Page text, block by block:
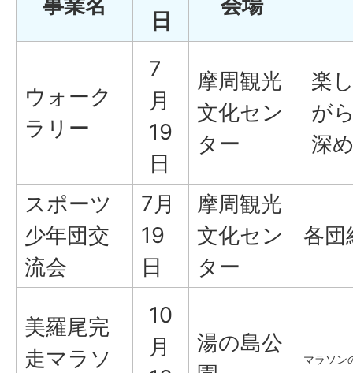
事業名
日
会場
ウォーク
ラリー
7
月
19
日
摩周観光
文化セン
ター
楽
が
深
スポーツ
少年団交
流会
7月
19
日
摩周観光
文化セン
ター
各団
美羅尾完
走マラソ
10
月
湯の島公
マラソン